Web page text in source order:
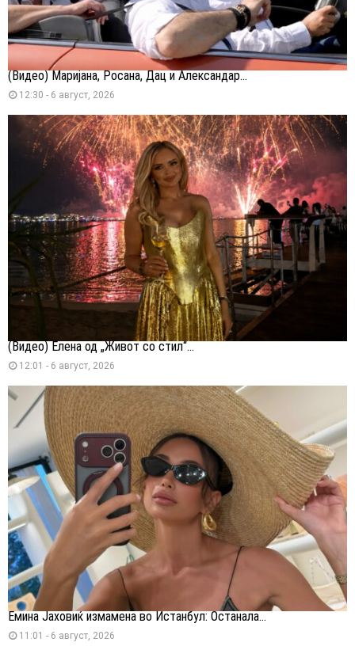
(Видео) Маријана, Росана, Дац и Александар...
12:30 - 6 август, 2026
(Видео) Елена од „Живот со стил“...
12:01 - 6 август, 2026
Емина Јаховиќ измамена во Истанбул: Останала...
11:01 - 6 август, 2026